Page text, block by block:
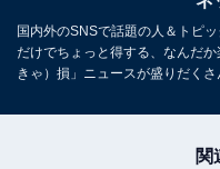
国内外のSNSで話題の人＆トピ
だけでちょっと得する、なんだ
きゃ）損」ニュースが盛りだくさ
関